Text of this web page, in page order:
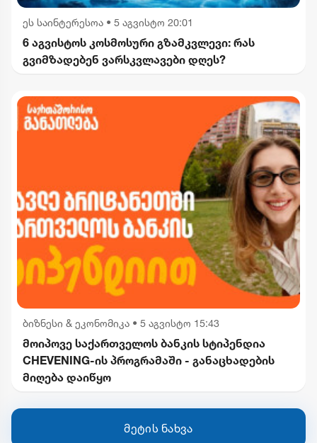
ეს საინტერესოა • 5 აგვისტო 20:01
6 აგვისტოს კოსმოსური გზამკვლევი: რას
გვიმზადებენ ვარსკვლავები დღეს?
ბიზნესი & ეკონომიკა • 5 აგვისტო 15:43
მოიპოვე საქართველოს ბანკის სტიპენდია
CHEVENING-ის პროგრამაში - განაცხადების
მიღება დაიწყო
მეტის ნახვა